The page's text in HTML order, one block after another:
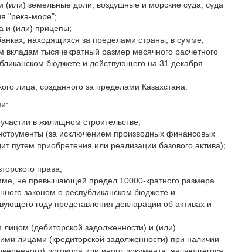
(или) земельные доли, воздушные и морские суда, суда
"река-море";
и (или) прицепы;
находящихся за пределами страны, в сумме,
тысячекратный размер месячного расчетного
бюджете и действующего на 31 декабря
лица, созданного за пределами Казахстана.
в жилищном строительстве;
(за исключением производных финансовых
путем приобретения или реализации базового актива);
права;
не превышающей предел 10000-кратного размера
законом о республиканском бюджете и
году представления декларации об активах и
(дебиторской задолженности) и (или)
лицами (кредиторской задолженности) при наличии